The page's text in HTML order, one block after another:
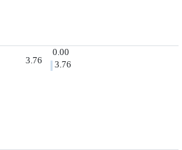
3.76
0.00
3.76